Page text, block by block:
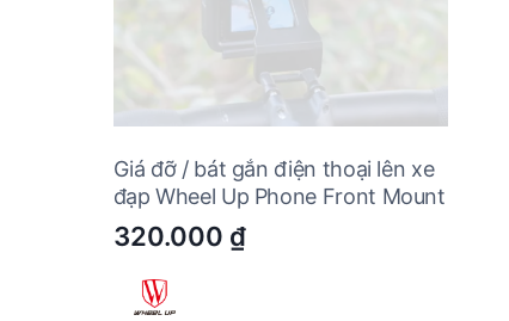
Giá đỡ / bát gắn điện thoại lên xe
đạp Wheel Up Phone Front Mount
320.000 ₫